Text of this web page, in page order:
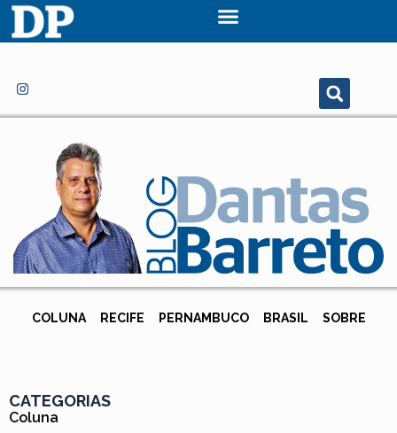
COLUNA RECIFE PERNAMBUCO BRASIL SOBRE
CATEGORIAS
Coluna